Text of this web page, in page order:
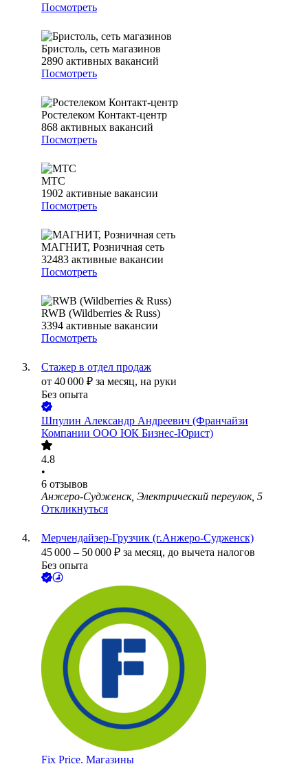
Посмотреть
Бристоль, сеть магазинов
2890 активных вакансий
Посмотреть
Ростелеком Контакт-центр
868 активных вакансий
Посмотреть
МТС
1902 активные вакансии
Посмотреть
МАГНИТ, Розничная сеть
32483 активные вакансии
Посмотреть
RWB (Wildberries & Russ)
3394 активные вакансии
Посмотреть
Стажер в отдел продаж
от 40 000 ₽ за месяц, на руки
Без опыта
Шпулин Александр Андреевич (Франчайзи
Компании ООО ЮК Бизнес-Юрист)
4.8
•
6 отзывов
Анжеро-Судженск, Электрический переулок, 5
Откликнуться
Мерчендайзер-Грузчик (г.Анжеро-Судженск)
45 000 – 50 000 ₽ за месяц, до вычета налогов
Без опыта
Fix Price. Магазины